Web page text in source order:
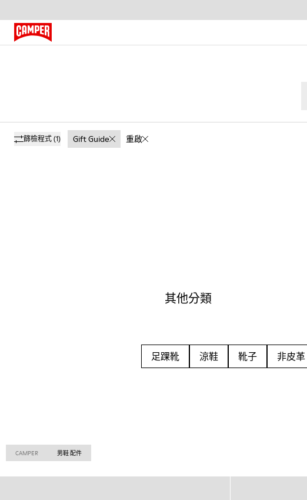
篩檢程式(1) Gift Guide 重啟
其他分類
足踝靴 涼鞋 靴子 非皮革
CAMPER 男鞋 配件